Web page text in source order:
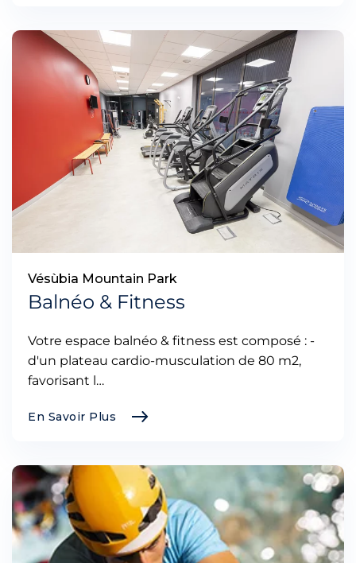
Vésùbia Mountain Park
Balnéo & Fitness
Votre espace balnéo & fitness est composé : -
d'un plateau cardio-musculation de 80 m2,
favorisant l…
En Savoir Plus